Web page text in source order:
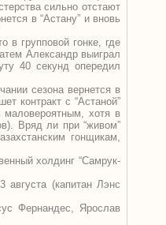
сильно отстают
в “Астану” и вновь
в групповой гонке, где
Александр выиграл
40 секунд опередил
сезона вернется в
контракт с “Астаной”
маловероятным, хотя в
Вряд ли при “живом”
гонщикам,
холдинг “Самрук-
августа (капитан Лэнс
Фернандес, Ярослав